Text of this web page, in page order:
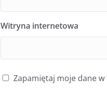
Witryna internetowa
Zapamiętaj moje dane